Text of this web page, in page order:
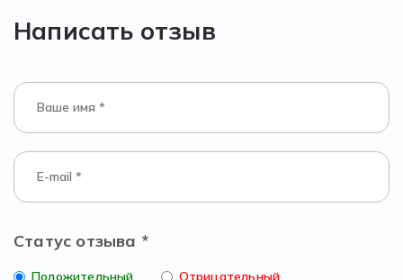
Написать отзыв
Статус отзыва *
Положительный Отрицательный